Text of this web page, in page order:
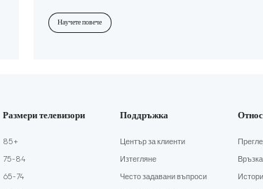
Научете повече
Размери телевизори
85+
75-84
65-74
Поддръжка
Център за клиенти
Изтегляне
Често задавани въпроси
Връзка